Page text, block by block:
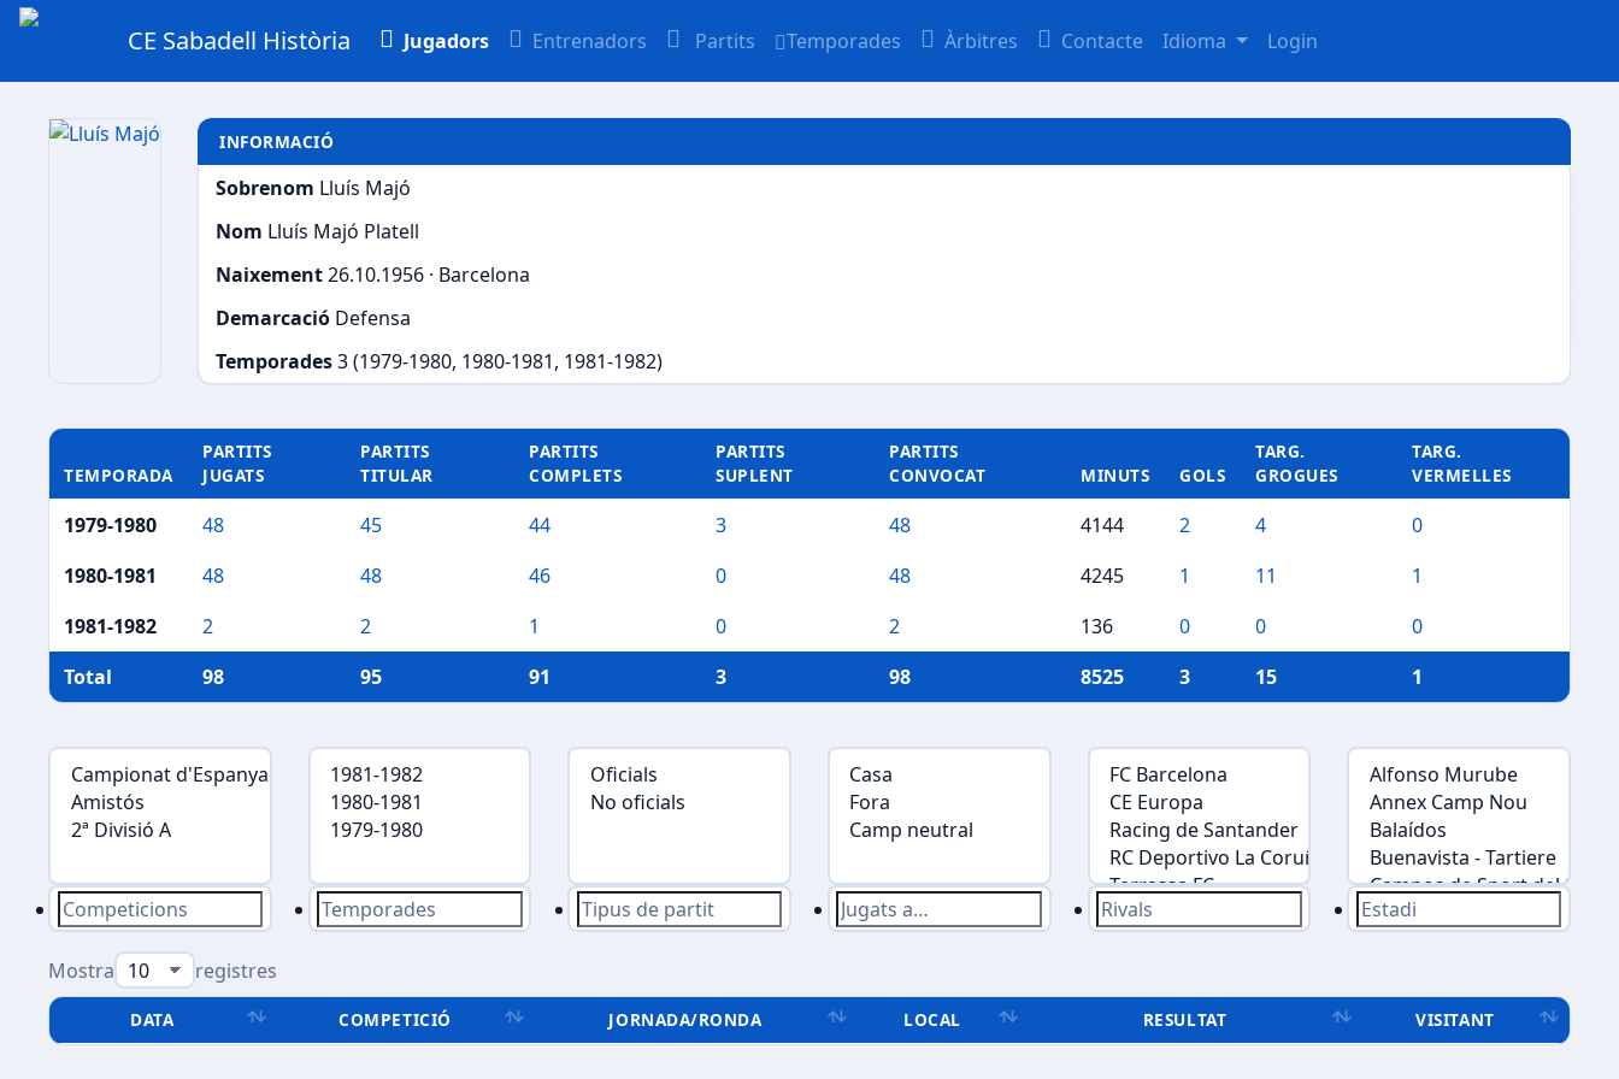
CE Sabadell Història Jugadors Entrenadors Partits Temporades Àrbitres Contacte Idioma Login
INFORMACIÓ
Sobrenom Lluís Majó
Nom Lluís Majó Platell
Naixement26.10.1956 · Barcelona
Demarcació Defensa
Temporades3 (1979-1980, 1980-1981, 1981-1982)
TEMPORADA
PARTITS
JUGATS
PARTITS
TITULAR
PARTITS
COMPLETS
PARTITS
SUPLENT
PARTITS
CONVOCAT
MINUTS GOLS
TARG.
GROGUES
TARG.
VERMELLES
1979-1980 48 45 44 3 48 4144 2 4
0
1980-1981
48 48 46 0 48 4245 1 11
1
1981-1982
2 2 1 0 2 136 0 0
0
Total
98 95 91 3 98 8525 3 15 1
Mostra registres
DATA COMPETICIÓ JORNADA/RONDA LOCAL RESULTAT VISITANT